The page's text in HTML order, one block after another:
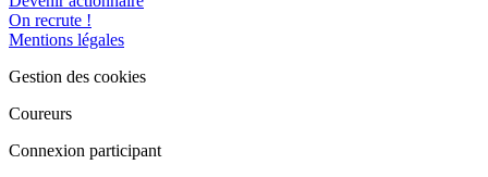
On recrute !
Mentions légales
Gestion des cookies
Coureurs
Connexion participant